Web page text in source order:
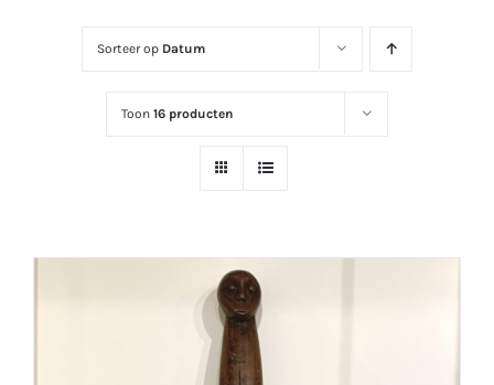
Sorteer op Datum
Toon16 producten